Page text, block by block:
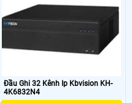
Đầu Ghi 32 Kênh Ip Kbvision KH-
4K6832N4